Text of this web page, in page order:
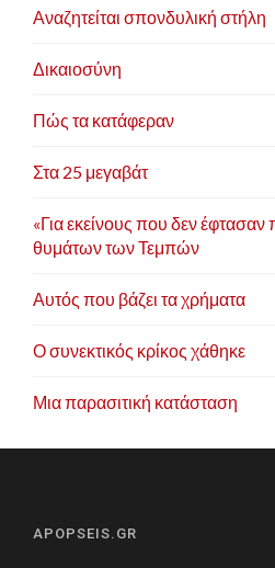
Αναζητείται σπονδυλική στήλη
Δικαιοσύνη
Πώς τα κατάφεραν
Στα 25 μεγαβάτ
«Για εκείνους που δεν
θυμάτων των Τεμπών
Αυτός που βάζει τα χρήματα
Ο συνεκτικός κρίκος χάθηκε
Μια παρασιτική κατάσταση
APOPSEIS.GR